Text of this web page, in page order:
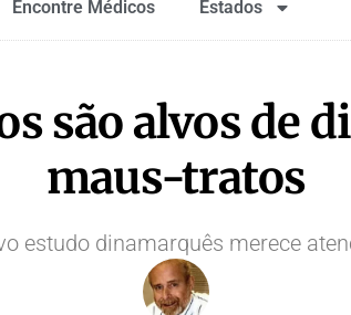
Encontre Médicos Estados
são alvos de
maus-tratos
estudo dinamarquês merece